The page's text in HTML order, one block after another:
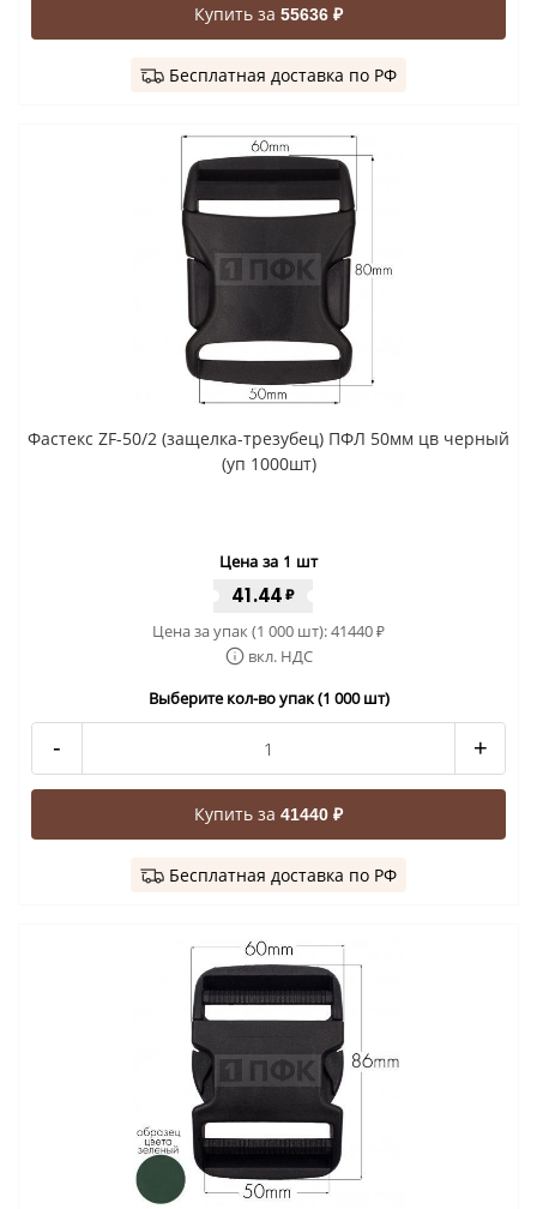
Купить за 55636 ₽
Бесплатная доставка по РФ
Фастекс ZF-50/2 (защелка-трезубец) ПФЛ 50мм цв черный
(уп 1000шт)
Цена за 1 шт
41.44 ₽
Цена за упак (1 000 шт):41440₽
вкл. НДС
Выберите кол-во упак (1 000 шт)
- +
Купить за 41440 ₽
Бесплатная доставка по РФ